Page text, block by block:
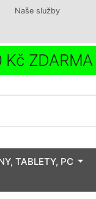
Naše služby
ZDARMA
TABLETY, PC